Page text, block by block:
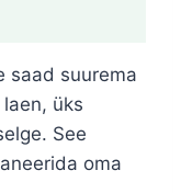
saad suurema
üks
See
oma